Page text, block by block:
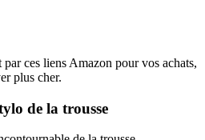
ces liens Amazon pour vos achats,
plus cher.
de la trousse